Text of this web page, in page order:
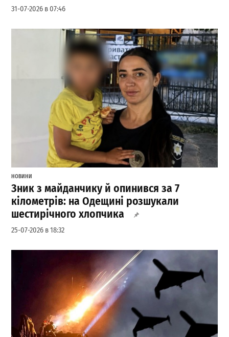
31-07-2026 в 07:46
НОВИНИ
Зник з майданчику й опинився за 7
кілометрів: на Одещині розшукали
шестирічного хлопчика
25-07-2026 в 18:32